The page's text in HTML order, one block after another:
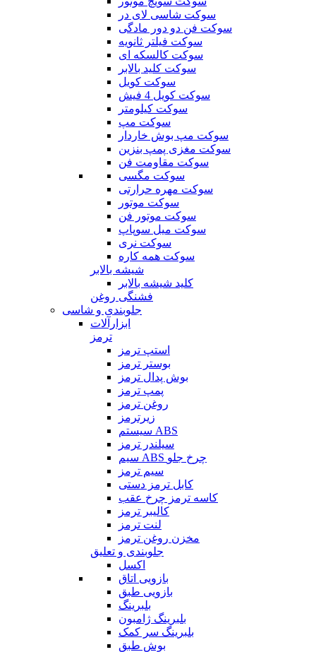
سوکت شاسی لای در
سوکت فن دو دور مادگی
سوکت فیلتر ثانویه
سوکت کالسکه ای
سوکت کلید بالابر
سوکت کویل
سوکت کویل 4 فیش
سوکت کیلومتر
سوکت مپ
سوکت مپ بوش خاردار
سوکت مغزی پمپ بنزین
سوکت مقاومت فن
سوکت مگسی
سوکت مهره حرارتی
سوکت موتور
سوکت موتور فن
سوکت میل سوپاپ
سوکت نری
سوکت همه کاره
شیشه بالابر
کلید شیشه بالابر
فشنگی روغن
جلوبندی و شاسی
ابزارآلات
ترمز
استپ ترمز
بوستر ترمز
بوش پدال ترمز
پمپ ترمز
روغن ترمز
زیرترمز
سیستم ABS
سیلندر ترمز
سیم ABS چرخ جلو
سیم ترمز
کابل ترمز دستی
کاسه ترمز چرخ عقب
کالیبر ترمز
لنت ترمز
مخزن روغن ترمز
جلوبندی و تعلیق
اکسل
بازویی اتاق
بازویی طبق
بلبرینگ
بلبرینگ ژامبون
بلبرینگ سر کمک
بوش طبق